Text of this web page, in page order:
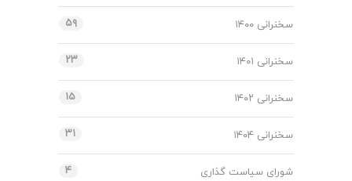
سخنرانی ۱۴۰۰ ۵۹
سخنرانی ۱۴۰۱ ۲۳
سخنرانی ۱۴۰۲ ۱۵
سخنرانی ۱۴۰۴ ۳۱
شورای سیاست گذاری ۴